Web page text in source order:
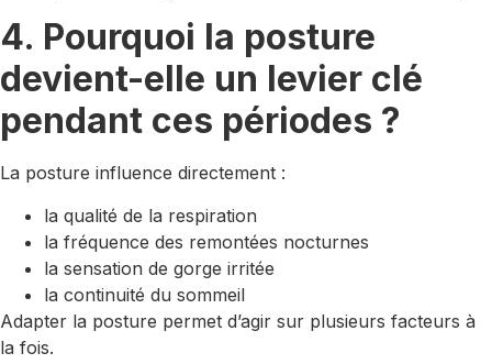
4. Pourquoi la posture
devient-elle un levier clé
pendant ces périodes ?
La posture influence directement :
la qualité de la respiration
la fréquence des remontées nocturnes
la sensation de gorge irritée
la continuité du sommeil
Adapter la posture permet d’agir sur plusieurs facteurs à
la fois.